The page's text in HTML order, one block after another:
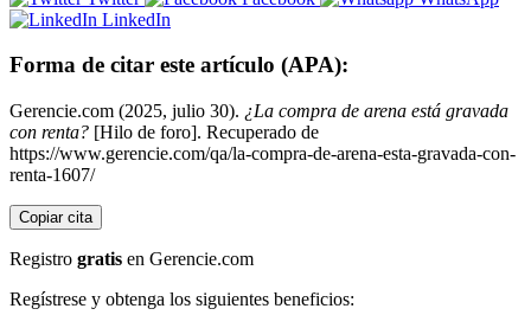
LinkedIn
Forma de citar este artículo (APA):
Gerencie.com (2025, julio 30). ¿La compra de arena está gravada
con renta? [Hilo de foro]. Recuperado de
https://www.gerencie.com/qa/la-compra-de-arena-esta-gravada-con-
renta-1607/
Copiar cita
Registro gratis en Gerencie.com
Regístrese y obtenga los siguientes beneficios: